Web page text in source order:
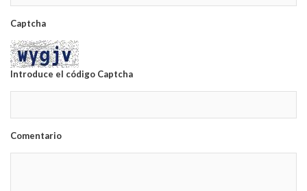
Captcha
Introduce el código Captcha
Comentario